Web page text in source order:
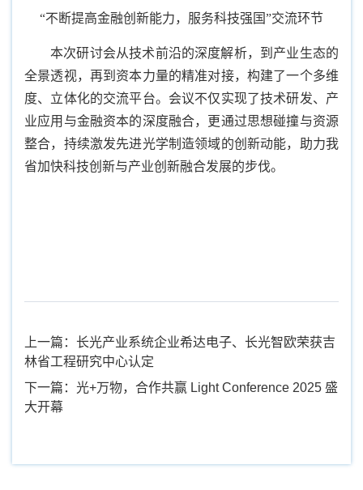
“不断提高金融创新能力，服务科技强国”交流环节
本次研讨会从技术前沿的深度解析，到产业生态的
全景透视，再到资本力量的精准对接，构建了一个多维
度、立体化的交流平台。会议不仅实现了技术研发、产
业应用与金融资本的深度融合，更通过思想碰撞与资源
整合，持续激发先进光学制造领域的创新动能，助力我
省加快科技创新与产业创新融合发展的步伐。
上一篇：长光产业系统企业希达电子、长光智欧荣获吉
林省工程研究中心认定
下一篇：光+万物，合作共赢 Light Conference 2025 盛
大开幕